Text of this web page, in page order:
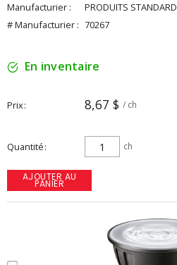
Manufacturier :
PRODUITS STANDARD
# Manufacturier : 70267
En inventaire
Prix 8,67 $ / ch
Quantité ch
AJOUTER AU
PANIER